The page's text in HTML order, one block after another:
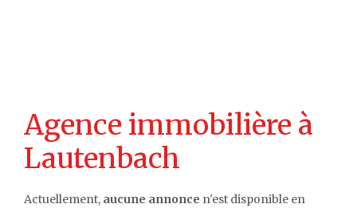
Agence immobilière à
Lautenbach
Actuellement, aucune annonce n'est disponible en